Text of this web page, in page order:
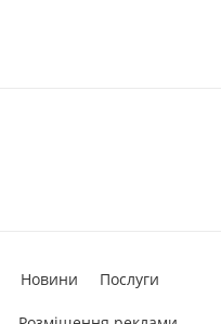
Новини Послуги